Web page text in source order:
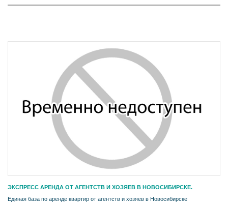
ЭКСПРЕСС АРЕНДА ОТ АГЕНТСТВ И ХОЗЯЕВ В НОВОСИБИРСКЕ.
Единая база по аренде квартир от агентств и хозяев в Новосибирске